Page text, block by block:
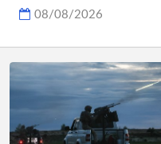
08/08/2026